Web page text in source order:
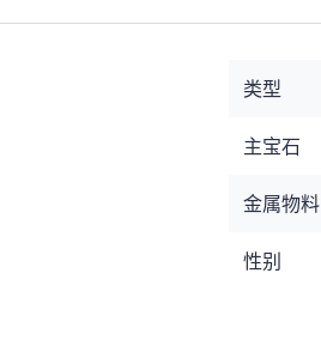
类型
主宝石
金属物料
性别